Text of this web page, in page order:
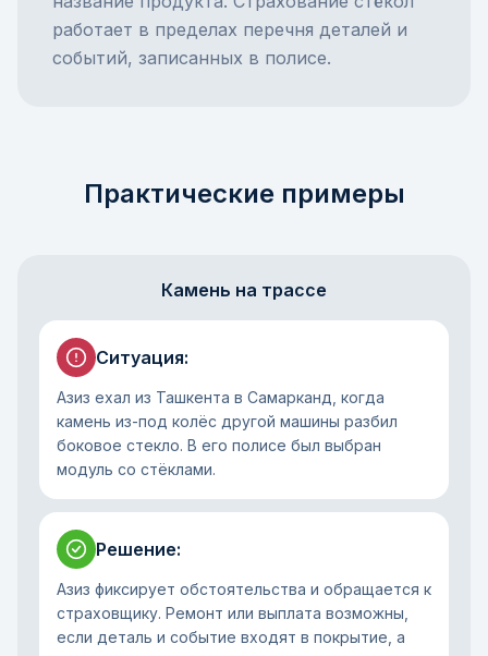
работает в пределах перечня деталей и
событий, записанных в полисе.
Практические примеры
Камень на трассе
Ситуация:
Азиз ехал из Ташкента в Самарканд, когда
камень из-под колёс другой машины разбил
боковое стекло. В его полисе был выбран
модуль со стёклами.
Решение:
Азиз фиксирует обстоятельства и обращается к
страховщику. Ремонт или выплата возможны,
если деталь и событие входят в покрытие, а